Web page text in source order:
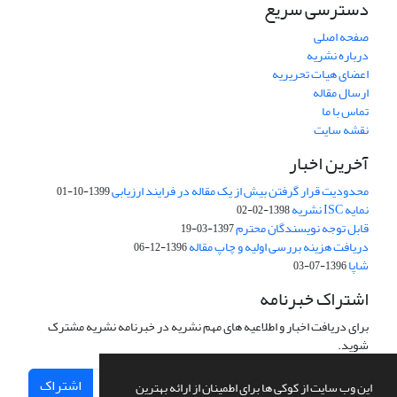
این وب سایت از کوکی ها برای اطمینان از ارائه بهترین
دسترسی سریع
صفحه اصلی
درباره نشریه
اعضای هیات تحریریه
ارسال مقاله
تماس با ما
نقشه سایت
آخرین اخبار
محدودیت قرار گرفتن بیش از یک مقاله در فرایند ارزیابی1399-10-01
نمایه ISC نشریه 1398-02-02
قابل توجه نویسندگان محترم1397-03-19
دریافت هزینه بررسی اولیه و چاپ مقاله1396-12-06
شاپا1396-07-03
اشتراک خبرنامه
برای دریافت اخبار و اطلاعیه های مهم نشریه در خبرنامه نشریه مشترک
شوید.
اشتراک